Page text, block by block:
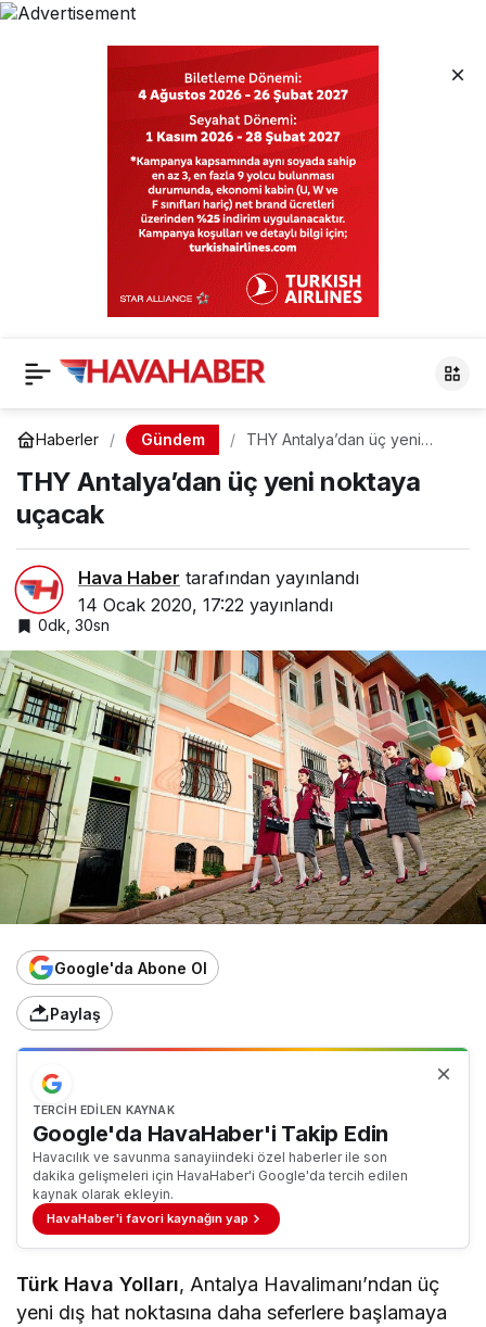
Haberler Gündem
THY Antalya’dan üç yeni
THY Antalya’dan üç yeni noktaya
uçacak
Hava Haber tarafından yayınlandı
14 Ocak 2020, 17:22 yayınlandı
0dk, 30sn
Google'da Abone Ol
Paylaş
TERCIH EDILEN KAYNAK
Google'da HavaHaber'i Takip Edin
Havacılık ve savunma sanayiindeki özel haberler ile son
dakika gelişmeleri için HavaHaber'i Google'da tercih edilen
kaynak olarak ekleyin.
HavaHaber'i favori kaynağın yap
Türk Hava Yolları, Antalya Havalimanı’ndan üç
yeni dış hat noktasına daha seferlere başlamaya